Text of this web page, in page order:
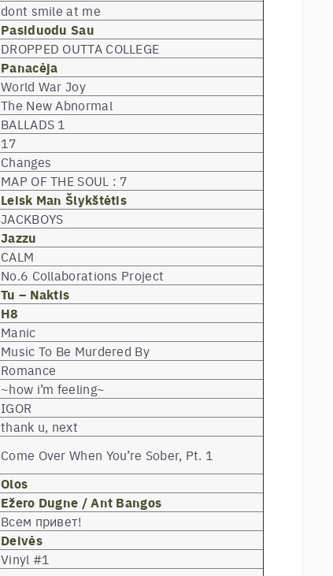
dont smile at me
Pasiduodu Sau
DROPPED OUTTA COLLEGE
Panacėja
World War Joy
The New Abnormal
BALLADS 1
17
Changes
MAP OF THE SOUL : 7
Leisk Man Šlykštėtis
JACKBOYS
Jazzu
CALM
No.6 Collaborations Project
Tu – Naktis
H8
Manic
Music To Be Murdered By
Romance
~how i’m feeling~
IGOR
thank u, next
Come Over When You’re Sober, Pt. 1
Olos
Ežero Dugne / Ant Bangos
Всем привет!
Deivės
Vinyl #1